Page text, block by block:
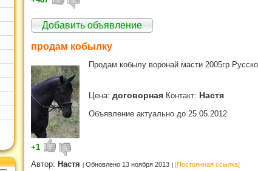
Добавить объявление
продам кобылку
Продам кобылу воронай масти 2005гр
Цена: договорная Контакт: Настя
Объявление актуально до 25.05.2012
+1
Автор: Настя Обновлено 13 ноября 2013 [Постоянная ссылка]